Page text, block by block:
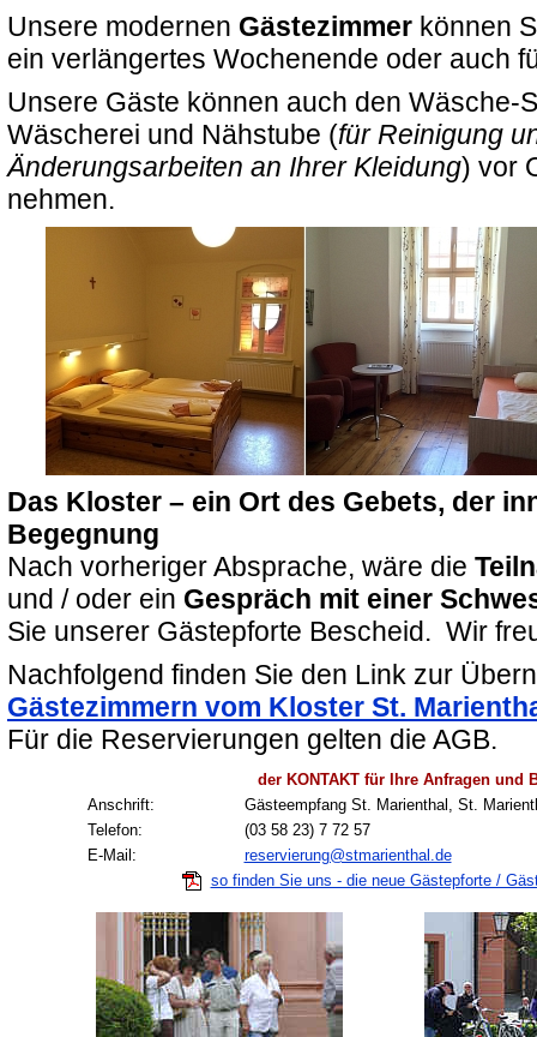
Unsere modernen Gästezimmer können
ein verlängertes Wochenende oder auch
Unsere Gäste können auch den Wäsche-
Wäscherei und Nähstube (für Reinigung
Änderungsarbeiten an Ihrer Kleidung) vor
nehmen.
Das Kloster – ein Ort des Gebets, der
Begegnung
Nach vorheriger Absprache, wäre die
und / oder ein Gespräch mit einer
Sie unserer Gästepforte Bescheid. Wir
Nachfolgend finden Sie den Link zur
Gästezimmern vom Kloster St.
Für die Reservierungen gelten die AGB.
der KONTAKT für Ihre Anfragen und
Anschrift:
Gästeempfang St. Marienthal, St.
Telefon:
(03 58 23) 7 72 57
E-Mail:
reservierung@stmarienthal.de
so finden Sie uns - die neue Gästepforte /